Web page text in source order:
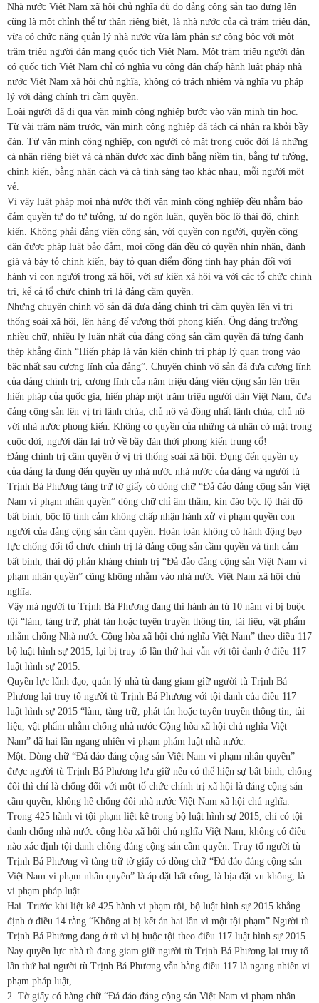
Nhà nước Việt Nam xã hội chủ nghĩa dù do đảng cộng sản tạo dựng lên
cũng là một chỉnh thể tự thân riêng biệt, là nhà nước của cả trăm triệu dân,
vừa có chức năng quản lý nhà nước vừa làm phận sự công bộc với một
trăm triệu người dân mang quốc tịch Việt Nam. Một trăm triệu người dân
có quốc tịch Việt Nam chỉ có nghĩa vụ công dân chấp hành luật pháp nhà
nước Việt Nam xã hội chủ nghĩa, không có trách nhiệm và nghĩa vụ pháp
lý với đảng chính trị cầm quyền.
Loài người đã đi qua văn minh công nghiệp bước vào văn minh tin học.
Từ vài trăm năm trước, văn minh công nghiệp đã tách cá nhân ra khỏi bầy
đàn. Từ văn minh công nghiệp, con người có mặt trong cuộc đời là những
cá nhân riêng biệt và cá nhân được xác định bằng niềm tin, bằng tư tưởng,
chính kiến, bằng nhân cách và cá tính sáng tạo khác nhau, mỗi người một
vẻ.
Vì vậy luật pháp mọi nhà nước thời văn minh công nghiệp đều nhằm bảo
đảm quyền tự do tư tưởng, tự do ngôn luận, quyền bộc lộ thái độ, chính
kiến. Không phải đảng viên cộng sản, với quyền con người, quyền công
dân được pháp luật bảo đảm, mọi công dân đều có quyền nhìn nhận, đánh
giá và bày tỏ chính kiến, bày tỏ quan điểm đồng tinh hay phản đối với
hành vi con người trong xã hội, với sự kiện xã hội và với các tổ chức chính
trị, kể cả tổ chức chính trị là đảng cầm quyền.
Nhưng chuyên chính vô sản đã đưa đảng chính trị cầm quyền lên vị trí
thống soái xã hội, lên hàng đế vương thời phong kiến. Ông đảng trưởng
nhiều chữ, nhiều lý luận nhất của đảng cộng sản cầm quyền đã từng đanh
thép khẳng định “Hiến pháp là văn kiện chính trị pháp lý quan trọng vào
bậc nhất sau cương lĩnh của đảng”. Chuyên chính vô sản đã đưa cương lĩnh
của đảng chính trị, cương lĩnh của năm triệu đảng viên cộng sản lên trên
hiến pháp của quốc gia, hiến pháp một trăm triệu người dân Việt Nam, đưa
đảng cộng sản lên vị trí lãnh chúa, chủ nô và đồng nhất lãnh chúa, chủ nô
với nhà nước phong kiến. Không có quyền của những cá nhân có mặt trong
cuộc đời, người dân lại trở về bầy đàn thời phong kiến trung cổ!
Đảng chính trị cầm quyền ở vị trí thống soái xã hội. Đụng đến quyền uy
của đảng là đụng đến quyền uy nhà nước nhà nước của đảng và người tù
Trịnh Bá Phương tàng trữ tờ giấy có dòng chữ “Đả đảo đảng cộng sản Việt
Nam vi phạm nhân quyền” dòng chữ chỉ âm thầm, kín đáo bộc lộ thái độ
bất bình, bộc lộ tình cảm không chấp nhận hành xử vi phạm quyền con
người của đảng cộng sản cầm quyền. Hoàn toàn không có hành động bạo
lực chống đối tổ chức chính trị là đảng cộng sản cầm quyền và tình cảm
bất bình, thái độ phản kháng chính trị “Đả đảo đảng cộng sản Việt Nam vi
phạm nhân quyền” cũng không nhằm vào nhà nước Việt Nam xã hội chủ
nghĩa.
Vậy mà người tù Trịnh Bá Phương đang thi hành án tù 10 năm vì bị buộc
tội “làm, tàng trữ, phát tán hoặc tuyên truyền thông tin, tài liệu, vật phẩm
nhằm chống Nhà nước Cộng hòa xã hội chủ nghĩa Việt Nam” theo diều 117
bộ luật hình sự 2015, lại bị truy tố lần thứ hai vẫn với tội danh ở điều 117
luật hình sự 2015.
Quyền lực lãnh đạo, quản lý nhà tù đang giam giữ người tù Trịnh Bá
Phương lại truy tố người tù Trịnh Bá Phương với tội danh của điều 117
luật hình sự 2015 “làm, tàng trữ, phát tán hoặc tuyên truyền thông tin, tài
liệu, vật phẩm nhằm chống nhà nước Cộng hòa xã hội chủ nghĩa Việt
Nam” đã hai lần ngang nhiên vi phạm phám luật nhà nước.
Một. Dòng chữ “Đả đảo đảng cộng sản Việt Nam vi phạm nhân quyền”
được người tù Trịnh Bá Phương lưu giữ nếu có thể hiện sự bất binh, chống
đối thì chỉ là chống đối với một tổ chức chính trị xã hội là đảng cộng sản
cầm quyền, không hề chống đối nhà nước Việt Nam xã hội chủ nghĩa.
Trong 425 hành vi tội phạm liệt kê trong bộ luật hình sự 2015, chỉ có tội
danh chống nhà nước cộng hòa xã hội chủ nghĩa Việt Nam, không có điều
nào xác định tội danh chống đảng cộng sản cầm quyền. Truy tố người tù
Trịnh Bá Phương vì tàng trữ tờ giấy có dòng chữ “Đả đảo đảng cộng sản
Việt Nam vi phạm nhân quyền” là áp đặt bất công, là bịa đặt vu khống, là
vi phạm pháp luật.
Hai. Trước khi liệt kê 425 hành vi phạm tội, bộ luật hình sự 2015 khẳng
định ở điều 14 rằng “Không ai bị kết án hai lần vì một tội phạm” Người tù
Trịnh Bá Phương đang ở tù vì bị buộc tội theo điều 117 luật hình sự 2015.
Nay quyền lực nhà tù đang giam giữ người tù Trịnh Bá Phương lại truy tố
lần thứ hai người tù Trịnh Bá Phương vẫn bằng điều 117 là ngang nhiên vi
phạm pháp luật,
2. Tờ giấy có hàng chữ “Đả đảo đảng cộng sản Việt Nam vi phạm nhân